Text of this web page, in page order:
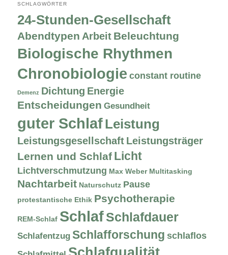
SCHLAGWÖRTER
24-Stunden-Gesellschaft
Abendtypen Arbeit Beleuchtung
Biologische Rhythmen
Chronobiologie constant routine
Demenz Dichtung Energie
Entscheidungen Gesundheit
guter SchlafLeistung
Leistungsgesellschaft Leistungsträger
Lernen und Schlaf Licht
Lichtverschmutzung Max Weber Multitasking
Nachtarbeit Naturschutz Pause
protestantische Ethik Psychotherapie
REM-Schlaf SchlafSchlafdauer
Schlafentzug Schlafforschung schlaflos